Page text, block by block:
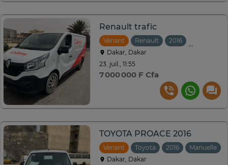
Renault trafic
Venant Renault 2016
Dakar, Dakar
23. juil., 11:55
7 000 000 F Cfa
TOYOTA PROACE 2016
Venant Toyota 2016
Manuelle
Dakar, Dakar